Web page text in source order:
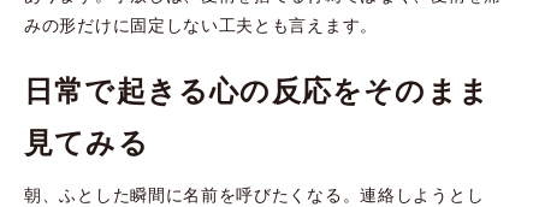
みの形だけに固定しない工夫とも言えます。
日常で起きる心の反応をそのまま
見てみる
朝、ふとした瞬間に名前を呼びたくなる。連絡しようとし